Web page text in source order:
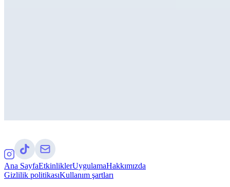
Ana SayfaEtkinliklerUygulamaHakkımızda
Gizlilik politikasıKullanım şartları